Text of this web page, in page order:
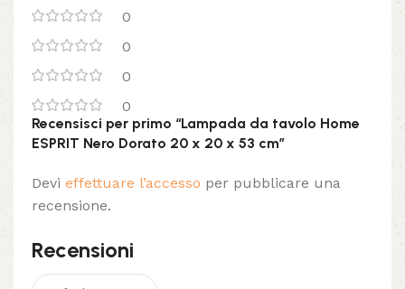
0
0
0
0
Recensioni
Recensisci per primo “Lampada da tavolo Home
ESPRIT Nero Dorato 20 x 20 x 53 cm”
Devi effettuare l’accesso per pubblicare una
recensione.